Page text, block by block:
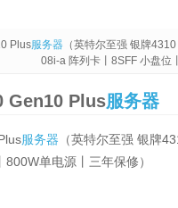
Plus服务器（英特尔至强 银牌
08i-a 阵列卡丨8SFF 小盘位
Gen10 Plus服务器
服务器 （英特尔至强 银牌
单电源丨三年保修）